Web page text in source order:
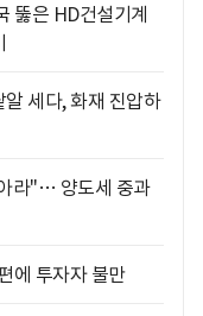
뚫은 HD건설기계
세다, 화재 진압하
라"… 양도세 중과
에 투자자 불만